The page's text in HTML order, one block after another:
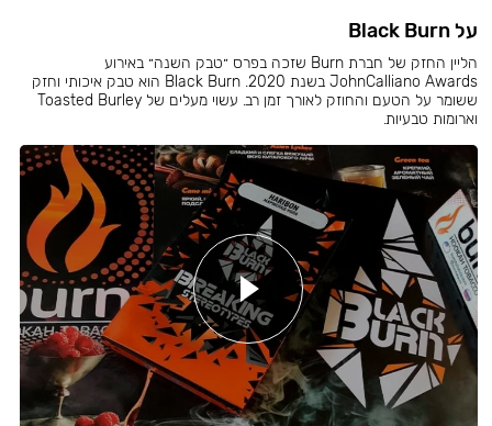
על Black Burn
הליין החזק של חברת Burn שזכה בפרס ״טבק השנה״ באירוע
JohnCalliano Awards בשנת 2020. Black Burn הוא טבק איכותי וחזק
ששומר על הטעם והחוזק לאורך זמן רב. עשוי מעלים של Toasted Burley
וארומות טבעיות.